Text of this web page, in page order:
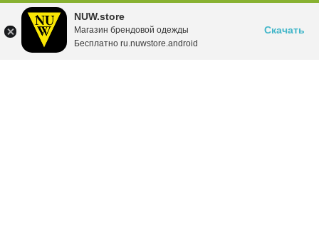
NUW.store
Магазин брендовой одежды
Бесплатно ru.nuwstore.android
Скачать